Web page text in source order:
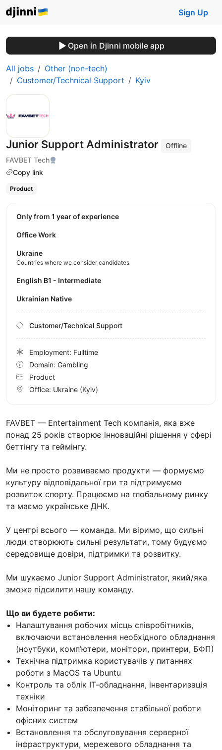
Sign Up
Open in Djinni mobile app
All jobs
Other (non-tech)
Customer/Technical Support
Kyiv
Junior Support Administrator
Offline
FAVBET Tech
Copy link
Product
FAVBET — Entertainment Tech компанія, яка вже
понад 25 років створює інноваційні рішення у сфері
беттінгу та геймінгу.
Ми не просто розвиваємо продукти — формуємо
культуру відповідальної гри та підтримуємо
розвиток спорту. Працюємо на глобальному ринку
та маємо українське ДНК.
У центрі всього — команда. Ми віримо, що сильні
люди створюють сильні результати, тому будуємо
середовище довіри, підтримки та розвитку.
Ми шукаємо Junior Support Administrator, який/яка
зможе підсилити нашу команду.
Що ви будете робити:
Налаштування робочих місць співробітників,
включаючи встановлення необхідного обладнання
(ноутбуки, комп’ютери, монітори, принтери, БФП)
Технічна підтримка користувачів у питаннях
роботи з MacOS та Ubuntu
Контроль та облік ІТ-обладнання, інвентаризація
техніки
Моніторинг та забезпечення стабільної роботи
офісних систем
Встановлення та обслуговування серверної
інфраструктури, мережевого обладнання та
Only from 1 year of experience
Office Work
Ukraine
Countries where we consider candidates
English B1 - Intermediate
Ukrainian Native
Customer/Technical Support
Employment: Fulltime
Domain: Gambling
Product
Office: Ukraine (Kyiv)